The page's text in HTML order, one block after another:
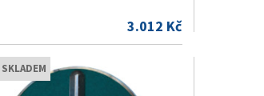
3.012 Kč